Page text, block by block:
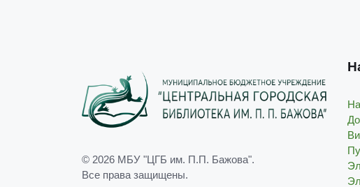
© 2026 МБУ "ЦГБ им. П.П. Бажова".
Все права защищены.